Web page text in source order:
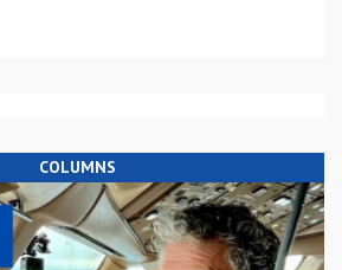
COLUMNS